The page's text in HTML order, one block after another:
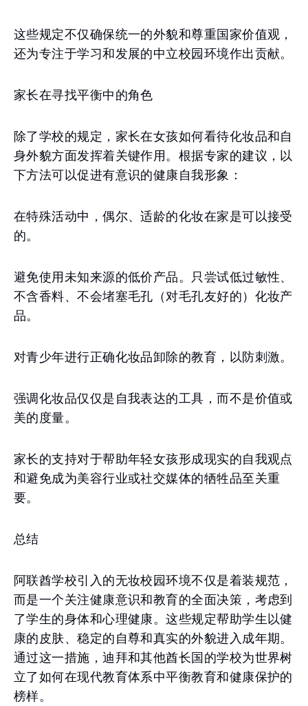
这些规定不仅确保统一的外貌和尊重国家价值观，
还为专注于学习和发展的中立校园环境作出贡献。
家长在寻找平衡中的角色
除了学校的规定，家长在女孩如何看待化妆品和自
身外貌方面发挥着关键作用。根据专家的建议，以
下方法可以促进有意识的健康自我形象：
在特殊活动中，偶尔、适龄的化妆在家是可以接受
的。
避免使用未知来源的低价产品。只尝试低过敏性、
不含香料、不会堵塞毛孔（对毛孔友好的）化妆产
品。
对青少年进行正确化妆品卸除的教育，以防刺激。
强调化妆品仅仅是自我表达的工具，而不是价值或
美的度量。
家长的支持对于帮助年轻女孩形成现实的自我观点
和避免成为美容行业或社交媒体的牺牲品至关重
要。
总结
阿联酋学校引入的无妆校园环境不仅是着装规范，
而是一个关注健康意识和教育的全面决策，考虑到
了学生的身体和心理健康。这些规定帮助学生以健
康的皮肤、稳定的自尊和真实的外貌进入成年期。
通过这一措施，迪拜和其他酋长国的学校为世界树
立了如何在现代教育体系中平衡教育和健康保护的
榜样。